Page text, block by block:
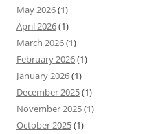
May 2026(1)
April 2026(1)
March 2026(1)
February 2026(1)
January 2026(1)
December 2025(1)
November 2025(1)
October 2025(1)